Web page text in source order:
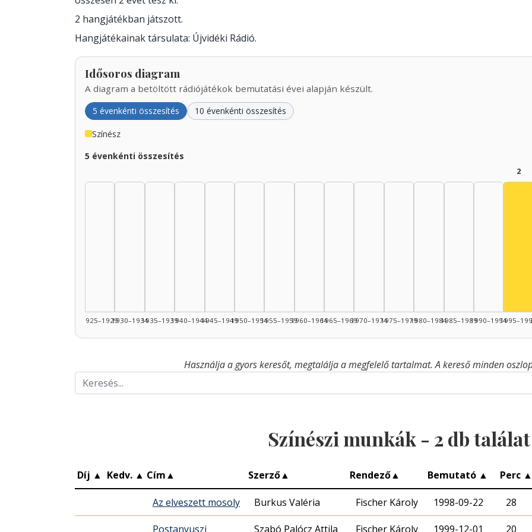
2 hangjátékban játszott.
Hangjátékainak társulata: Újvidéki Rádió.
Idősoros diagram
A diagram a betöltött rádiójátékok bemutatási évei alapján készült.
5 évenkénti összesítés 10 évenkénti összesítés
Színész
5 évenkénti összesítés
1925–19291930–19341935–19391940–19441945–19491950–19541955–19591960–19641965–19691970–19741975–19791980–19841985–19891990–1994
2
Használja a gyors keresőt, megtalálja a megfelelő tartalmat. A kereső minden
Színészi munkák - 2 db találat
Díj ▲ Kedv. ▲ Cím▲ Szerző▲ Rendező▲ Bemutató ▲ Perc ▲
Az elveszett mosoly Burkus Valéria Fischer Károly 1998-09-22 28
Postanyuszi Szabó Palócz Attila Fischer Károly 1999-12-01 20